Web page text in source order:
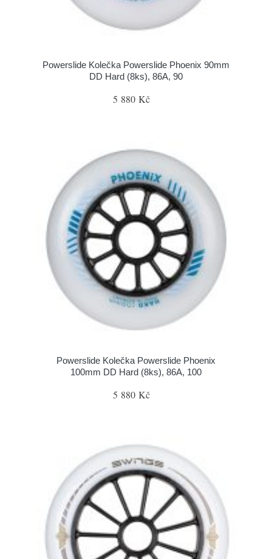
Powerslide Kolečka Powerslide Phoenix 90mm
DD Hard (8ks), 86A, 90
5 880 Kč
Powerslide Kolečka Powerslide Phoenix
100mm DD Hard (8ks), 86A, 100
5 880 Kč